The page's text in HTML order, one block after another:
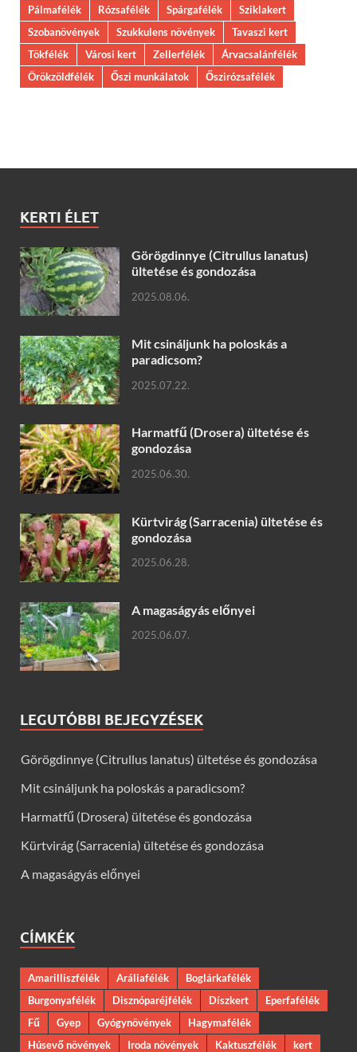
Pálmafélék
Rózsafélék Spárgafélék
Sziklakert
Szobanövények
Szukkulens növények
Tavaszi kert
Tökfélék
Városi kert Zellerfélék
Árvacsalánfélék
Örökzöldfélék
Őszi munkálatok Őszirózsafélék
KERTI ÉLET
Görögdinnye (Citrullus lanatus)
ültetése és gondozása
2025.08.06.
Mit csináljunk ha poloskás a
paradicsom?
2025.07.22.
Harmatfű (Drosera) ültetése és
gondozása
2025.06.30.
Kürtvirág (Sarracenia) ültetése és
gondozása
2025.06.28.
A magaságyás előnyei
2025.06.07.
LEGUTÓBBI BEJEGYZÉSEK
Görögdinnye (Citrullus lanatus) ültetése és gondozása
Mit csináljunk ha poloskás a paradicsom?
Harmatfű (Drosera) ültetése és gondozása
Kürtvirág (Sarracenia) ültetése és gondozása
A magaságyás előnyei
CÍMKÉK
Amarilliszfélék Aráliafélék
Boglárkafélék
Burgonyafélék
Disznóparéjfélék Díszkert
Eperfafélék
Fű
Gyep Gyógynövények
Hagymafélék
Húsevő növények
Iroda növények Kaktuszfélék
kert